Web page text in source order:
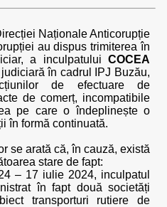
Naționale Anticorupție
au dispus trimiterea în
a inculpatului COCEA
în cadrul IPJ Buzău,
de efectuare de
de comerț, incompatibile
pe care o îndeplinește o
în formă continuată.
se arată că, în cauză, există
stare de fapt:
– 17 iulie 2024, inculpatul
în fapt două societăți
transporturi rutiere de